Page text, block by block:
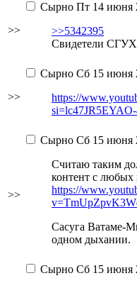
>>
Сырно Пт 14 июня
>>5342395
Свидетели
>>
Сырно Сб 15 июня
https://
>>
Сырно Сб 15 июня
Считаю таким
контент с любых
https://
Сасуга Ватаме-
одном дыхании.
Сырно Сб 15 июня